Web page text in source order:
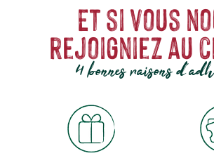
Et si vous
rejoigniez au
4 bonnes raisons